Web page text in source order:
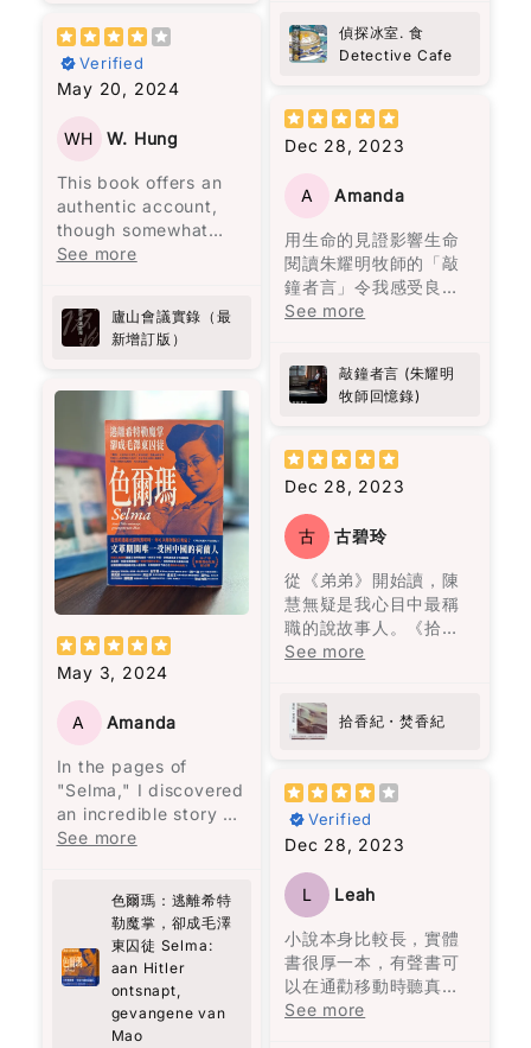
reflect more than I
expected. About
grief, about
forgiveness, about
people even when it’s
not easy. It’s not
heavy in an
overwhelming way,
but it stays with you.
effect: this book
made me curious
to give too much
away. But this is one
of those books that
doesn’t just end when
you finish it. It kind of
follows you for a
while.
I don’t have many
this one is definitely
on the list now.
deserves greater
attention.
效果常常伴隨著更嚴重
的疲憊和煩躁。
比如建議先吃沙拉再吃
主餐，還有避免空腹吃
高糖食物。我開始實施
這些方法後，發現能量
水平變得更加穩定，下
午的疲憊感也消失了。
幾乎不再發生了，而腹
部的改善也非常明顯！
作為亞洲人，我知道自
己面對糖尿病的風險比
其他族群更高。 這本書
不僅幫助我穩定血糖，
還激勵我更加注重健
康，並且能在繁忙的生
活中輕鬆融入這些簡單
而有效的策略。如果你
跟我一樣忙碌，又擔心
糖尿病風險，這本書真
Verified
May 20, 2024
WH W. Hung
This book offers an
authentic account,
though somewhat
lengthy, from a
political meeting
called by Chairman
Initially intended to
address
administrative
shortcomings, the
meeting escalated
into a political storm
following a letter from
General Peng Dehuai,
who criticized many
of Mao's policies. The
book provides a
revealing glimpse into
the internal political
top echelons of the
Party. However,
readers should
approach it with a
degree of skepticism,
party member and
may not adopt a
critical perspective.
Despite this, the book
is a valuable read for
those interested in
the dynamics of
See more
廬山會議實錄（最
新增訂版）
May 3, 2024
A Amanda
In the pages of
"Selma," I discovered
an incredible story of
resilience and
Selma's journey,
surviving the horrors
of both Hitler's and
Mao's regimes, is a
testament to the
human spirit's ability
See more
色爾瑪：逃離希特
勒魔掌，卻成毛澤
東囚徒 Selma:
aan Hitler
ontsnapt,
gevangene van
Mao
《百年孤寂》讀的是什
的孤獨。
困難。
當然是不可原諒的，但
大部分的暴力是無形的
傷害。用言語貶低、冷
怒無常等，這些都會造
且難以展示給他人看，
心靈上的痛苦更加深
刻。
開了那個打她的男人，
並打破了母親相同命運
閱讀完這本書後，我感
到獲得了面對生命痛苦
命中最愛的人，並思考
如何最愛待自己。這本
書教會我們，愛是要找
一個願意一直陪伴、支
持並灌溉你的人，而不
是將你視為可隨時擁有
花朵盛開了，正如智者
巴觀所說："當你喜歡上
你愛上一朵花，你天天
灌溉它。" 最終，愛是要
找一個願意一直灌溉你
可以隨意擁有的人。
正宗嘅港式佳餚，令人
回味無窮。陳浩基呢位
入菜，以灣仔老牌德國
菜館「茜茜餐廳」為廚
房，將難以拍得嘅兄弟
而《唐人街肉醬意粉藏
屍案》由神秘作家黑貓C
主理，以一道焗肉醬意
粉揭示茶餐廳嘅不可告
人嘅秘密，真係啱啱好
味又出奇制勝。其他嘅
蕾嘅一場奇妙之旅，啲
懸疑、驚悚、笑料就似
食神樂園，更係陳浩基
同其他作家嘅文學饗
宴，睇得過癮又回味無
窮。
偵探冰室. 食
Detective Cafe
Dec 28, 2023
A Amanda
用生命的見證影響生命
閱讀朱耀明牧師的「敲
鐘者言」令我感受良
多。當中遇上生命的挫
為我的指南。朱牧加
油！💪🏻
See more
敲鐘者言 (朱耀明
牧師回憶錄)
Dec 28, 2023
古 古碧玲
從《弟弟》開始讀，陳
慧無疑是我心目中最稱
職的說故事人。《拾香
紀 焚香紀》寫九七前的
紀連結，照常不炫技，
寫得讓人在新聞中的事
件驚心動魄，回不去的
媽們的作為與不作為。
開卷啟頁就放不下的
書。
See more
拾香紀・焚香紀
Verified
Dec 28, 2023
L Leah
小說本身比較長，實體
書很厚一本，有聲書可
以在通勸移動時聽真的
很方面。故事本身相當
See more